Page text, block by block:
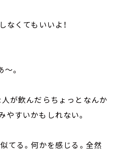
なくてもいいよ！
。
が飲んだらちょっとなんか
やすいかもしれない。
てる。何かを感じる。全然